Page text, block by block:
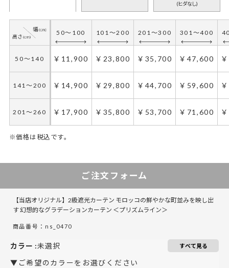
50～100 101～200 201～300 301～400
50～140 ￥11,900 ￥23,800 ￥35,700 ￥47,600
141～200 ￥14,900 ￥29,800 ￥44,700 ￥59,600
201～260 ￥17,900 ￥35,800 ￥53,700 ￥71,600
※価格は税込です。
141～200 ￥22,350 ￥44,700 ￥67,050
(ヒダなし)
141～200 ￥14,900 ￥29,800 ￥44,700
ご注文フォーム
【当店オリジナル】2級遮光カーテン モロッコの鮮やかな町並みを映し出
す 幻想的なグラデーションカーテン ＜プリズムライン＞
商品番号：ns_0470
カラー :未選択 すべて見る
▼ご希望のカラーをお選びください